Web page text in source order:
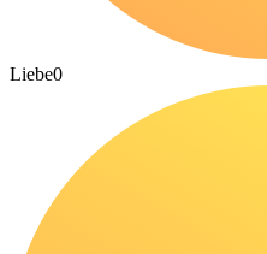
Liebe0